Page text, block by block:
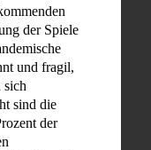
der Spiele
und fragil,
sich
sind die
der